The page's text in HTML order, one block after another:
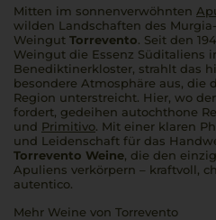
Mitten im sonnenverwöhnten
wilden Landschaften des
Weingut Torrevento. Seit den
Weingut die Essenz Süditaliens
Benediktinerkloster, strahlt das
besondere Atmosphäre aus, die
Region unterstreicht. Hier, wo
fordert, gedeihen autochthone
und Primitivo. Mit einer klaren
und Leidenschaft für das
Torrevento Weine, die den
Apuliens verkörpern – kraftvoll,
autentico.
Mehr Weine von Torrevento